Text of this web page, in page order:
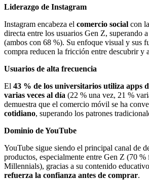
Liderazgo de Instagram
Instagram encabeza el comercio social con
directa entre los usuarios Gen Z, superando
(ambos con 68 %). Su enfoque visual y sus
compra reducen la fricción entre descubrir y
Usuarios de alta frecuencia
El 43 % de los universitarios utiliza apps
varias veces al día (22 % una vez, 21 %
demuestra que el comercio móvil se ha
cotidiano, superando los patrones
Dominio de YouTube
YouTube sigue siendo el principal canal de
productos, especialmente entre Gen Z (70
Millennials), gracias a su contenido
refuerza la confianza antes de comprar.